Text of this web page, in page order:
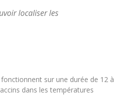
localiser les
sur une durée de 12 à
dans les températures